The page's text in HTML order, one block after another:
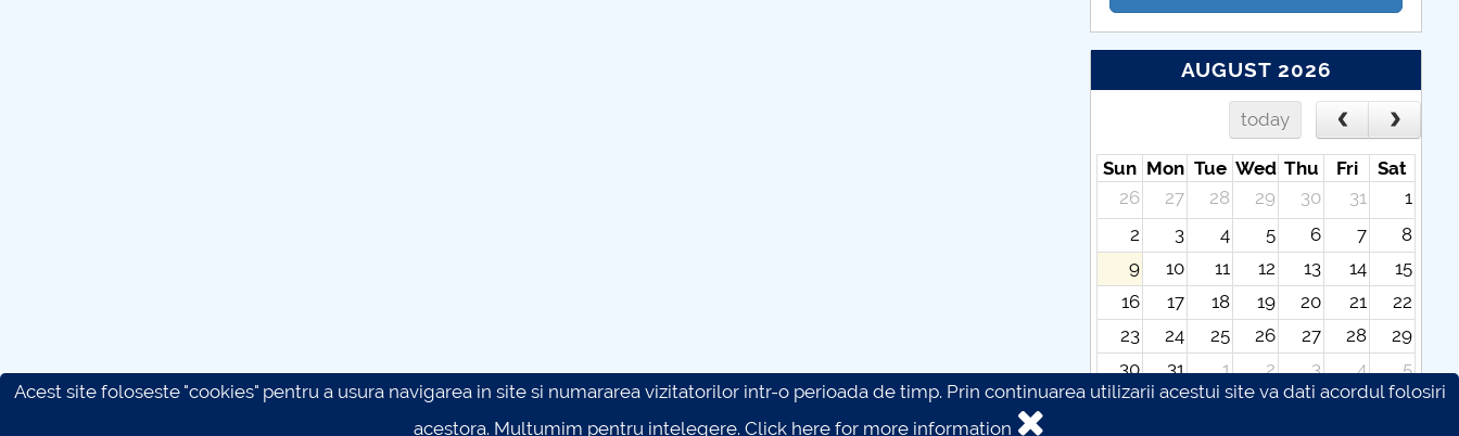
AUGUST 2026
today
Sun Mon Tue Wed Thu Fri
Sat
26
27 28 29 30 31
1
2
3 4 5 6 7
8
9
10 11 12 13 14
15
16
17 18 19 20 21
22
23
24 25 26 27 28
29
30
31 1 2 3 4
5
Acest site foloseste "cookies" pentru a usura navigarea in site si numararea vizitatorilor intr-o perioada de timp. Prin continuarea utilizarii acestui site va dati acordul folosiri
acestora. Multumim pentru intelegere. Click here for more information